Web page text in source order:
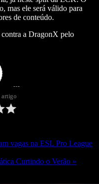
mas ele será válido para
de conteúdo.
contra a DragonX pelo
artigo
vagas na ESL Pro League
Curtindo o Verão »